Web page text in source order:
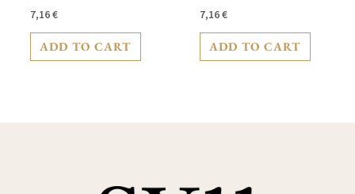
7,16€
ADD TO CART
7,16€
ADD TO CART